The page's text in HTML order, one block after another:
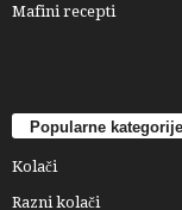
Mafini recepti
Popularne kategorije
Kolači
Razni kolači